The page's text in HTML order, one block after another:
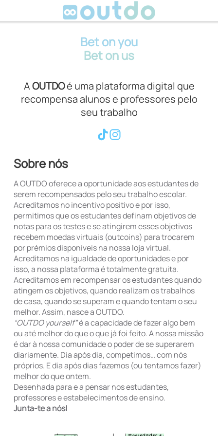
Bet on you
Bet on us
AOUTDOé uma plataforma digital que
recompensa alunos e professores pelo
seu trabalho
Sobre nós
A OUTDO oferece a oportunidade aos estudantes de
serem recompensados pelo seu trabalho escolar.
Acreditamos no incentivo positivo e por isso,
permitimos que os estudantes definam objetivos de
notas para os testes e se atingirem esses objetivos
recebem moedas virtuais (outcoins) para trocarem
por prémios disponíveis na nossa loja virtual.
Acreditamos na igualdade de oportunidades e por
isso, a nossa plataforma é totalmente gratuita.
Acreditamos em recompensar os estudantes quando
atingem os objetivos, quando realizam os trabalhos
de casa, quando se superam e quando tentam o seu
melhor. Assim, nasce a OUTDO.
“OUTDO yourself”é a capacidade de fazer algo bem
ou até melhor do que o que já foi feito. A nossa missão
é dar à nossa comunidade o poder de se superarem
diariamente. Dia após dia, competimos… com nós
próprios. E dia após dias fazemos (ou tentamos fazer)
melhor do que ontem.
Desenhada para e a pensar nos estudantes,
professores e estabelecimentos de ensino.
Junta-te a nós!